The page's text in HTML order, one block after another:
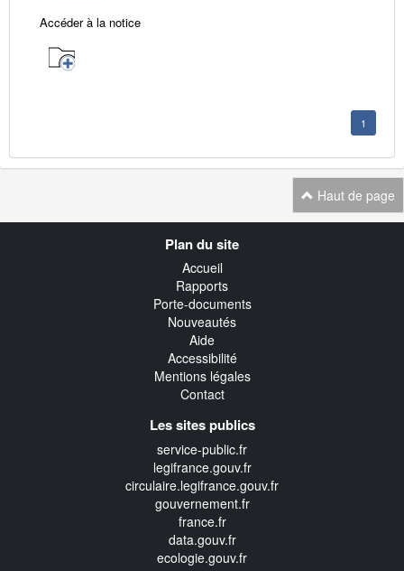
Accéder à la notice
1
Haut de page
Plan du site
Accueil
Rapports
Porte-documents
Nouveautés
Aide
Accessibilité
Mentions légales
Contact
Les sites publics
service-public.fr
legifrance.gouv.fr
circulaire.legifrance.gouv.fr
gouvernement.fr
france.fr
data.gouv.fr
ecologie.gouv.fr